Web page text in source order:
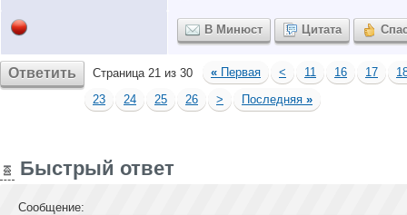
В Минюст Цитата
Ответить Страница 21 из 30 « Первая < 11 16 17
23
24 25 26 > Последняя »
Быстрый ответ
Сообщение: